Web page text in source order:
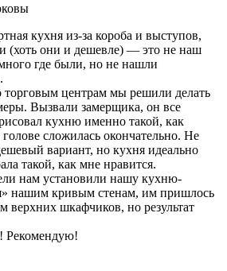
кухня из-за короба и выступов,
(хоть они и дешевле) — это не наш
где были, но не нашли
торговым центрам мы решили делать
Вызвали замерщика, он все
кухню именно такой, как
сложилась окончательно. Не
вариант, но кухня идеально
такой, как мне нравится.
нам установили нашу кухню-
нашим кривым стенам, им пришлось
верхних шкафчиков, но результат
Рекомендую!